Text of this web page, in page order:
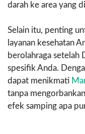
darah ke area yang
Selain itu, penting
layanan kesehatan
berolahraga setelah
spesifik Anda.
dapat menikmati
tanpa
efek samping apa